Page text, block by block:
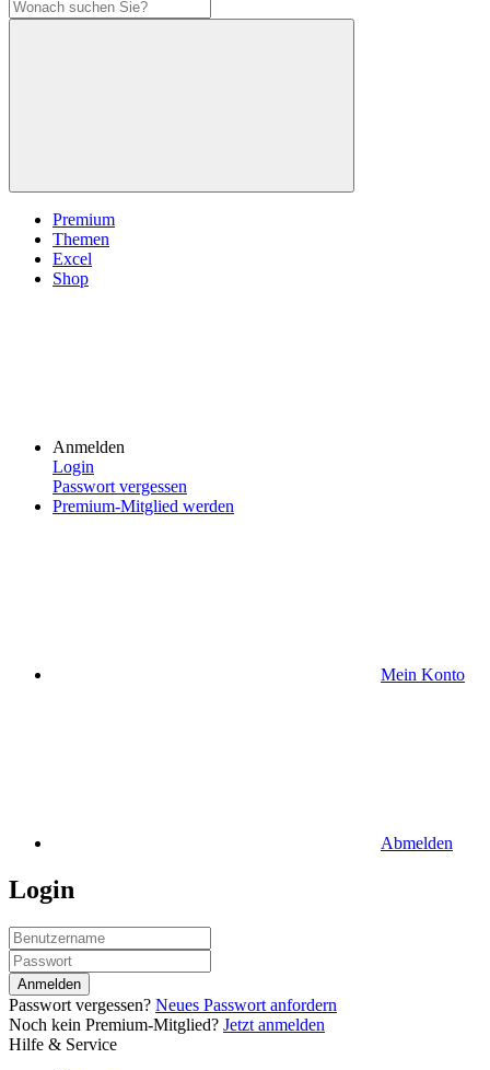
Premium
Themen
Excel
Shop
Anmelden
Login
Passwort vergessen
Premium-Mitglied werden
Mein Konto
Abmelden
Login
Anmelden
Passwort vergessen? Neues Passwort anfordern
Noch kein Premium-Mitglied? Jetzt anmelden
Hilfe & Service